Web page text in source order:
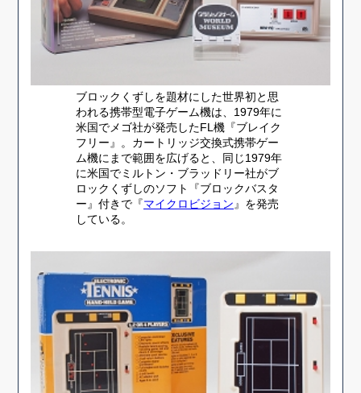
ブロックくずしを題材にした世界初と思
われる携帯型電子ゲーム機は、1979年に
米国でメゴ社が発売したFL機『ブレイク
フリー』。カートリッジ交換式携帯ゲー
ム機にまで範囲を広げると、同じ1979年
に米国でミルトン・ブラッドリー社がブ
ロックくずしのソフト『ブロックバスタ
ー』付きで『マイクロビジョン 』を発売
している。